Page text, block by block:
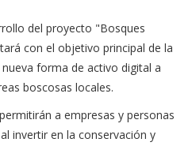
del proyecto "Bosques
con el objetivo principal de la
forma de activo digital a
boscosas locales.
a empresas y personas
invertir en la conservación y